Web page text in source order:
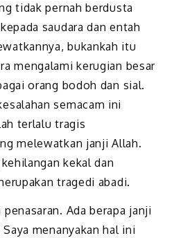
tidak pernah berdusta
saudara dan entah
bukankah itu
mengalami kerugian besar
orang bodoh dan sial.
semacam ini
terlalu tragis
melewatkan janji Allah.
kekal dan
tragedi abadi.
Ada berapa janji
menanyakan hal ini